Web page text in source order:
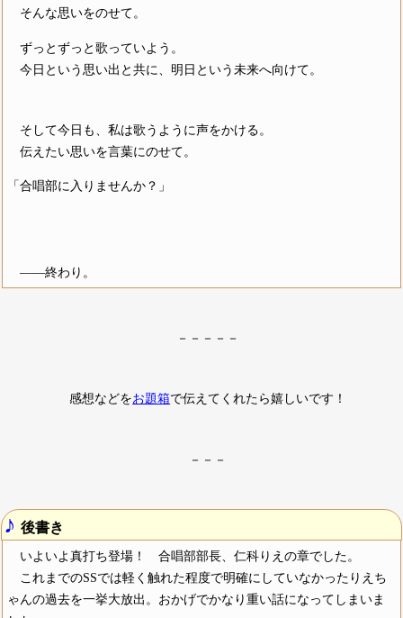
そんな思いをのせて。
ずっとずっと歌っていよう。
今日という思い出と共に、明日という未来へ向けて。
そして今日も、私は歌うように声をかける。
伝えたい思いを言葉にのせて。
「合唱部に入りませんか？」
――終わり。
－－－－－
感想などをお題箱で伝えてくれたら嬉しいです！
－－－
♪ 後書き
いよいよ真打ち登場！ 合唱部部長、仁科りえの章でした。
これまでのSSでは軽く触れた程度で明確にしていなかったりえち
ゃんの過去を一挙大放出。おかげでかなり重い話になってしまいま